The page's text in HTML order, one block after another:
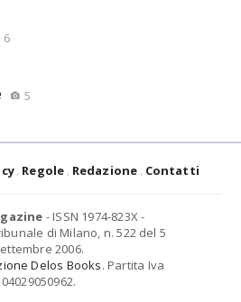
6
5
Regole Redazione Contatti
- ISSN 1974-823X -
di Milano, n. 522 del 5
2006.
Delos Books. Partita Iva
04029050962.